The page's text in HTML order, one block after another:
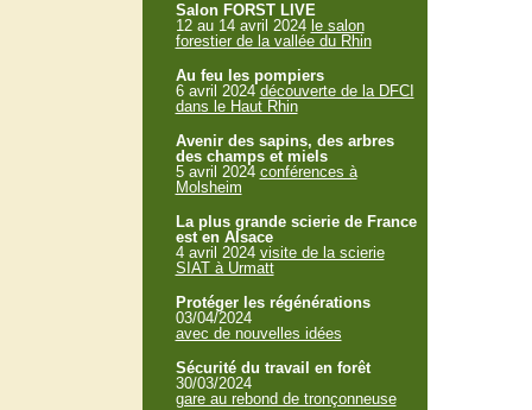
Salon FORST LIVE
12 au 14 avril 2024 le salon
forestier de la vallée du Rhin
Au feu les pompiers
6 avril 2024 découverte de la DFCI
dans le Haut Rhin
Avenir des sapins, des arbres
des champs et miels
5 avril 2024 conférences à
Molsheim
La plus grande scierie de France
est en Alsace
4 avril 2024 visite de la scierie
SIAT à Urmatt
Protéger les régénérations
03/04/2024
avec de nouvelles idées
Sécurité du travail en forêt
30/03/2024
gare au rebond de tronçonneuse